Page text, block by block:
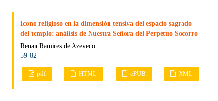
Ícono religioso en la dimensión tensiva del espacio sagrado
del templo: análisis de Nuestra Señora del Perpetuo Socorro
Renan Ramires de Azevedo
59-82
pdf HTML ePUB XML